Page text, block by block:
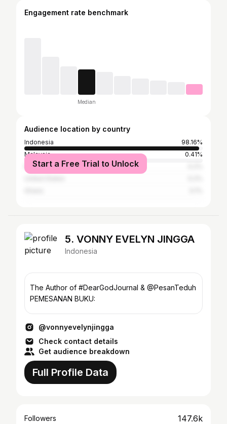
Engagement rate benchmark
Median
Audience location by country
Indonesia
98.16%
Malaysia
0.41%
Russia
Start a Free Trial to Unlock
5. VONNY EVELYN JINGGA
Indonesia
The Author of #DearGodJournal & @PesanTeduh
PEMESANAN BUKU:
@vonnyevelynjingga
Check contact details
Get audience breakdown
Full Profile Data
Followers 147.6k